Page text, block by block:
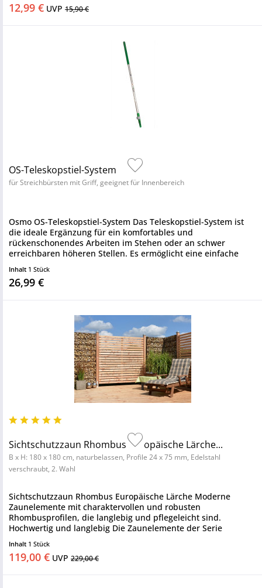
12,99 € UVP 15,90 €
OS-Teleskopstiel-System
für Streichbürsten mit Griff, geeignet für Innenbereich
Osmo OS-Teleskopstiel-System Das Teleskopstiel-System ist
die ideale Ergänzung für ein komfortables und
rückenschonendes Arbeiten im Stehen oder an schwer
erreichbaren höheren Stellen. Es ermöglicht eine einfache
Inhalt 1 Stück
26,99 €
Sichtschutzzaun Rhombus Europäische Lärche...
B x H: 180 x 180 cm, naturbelassen, Profile 24 x 75 mm, Edelstahl
verschraubt, 2. Wahl
Sichtschutzzaun Rhombus Europäische Lärche Moderne
Zaunelemente mit charaktervollen und robusten
Rhombusprofilen, die langlebig und pflegeleicht sind.
Hochwertig und langlebig Die Zaunelemente der Serie
Inhalt 1 Stück
119,00 € UVP 229,00 €